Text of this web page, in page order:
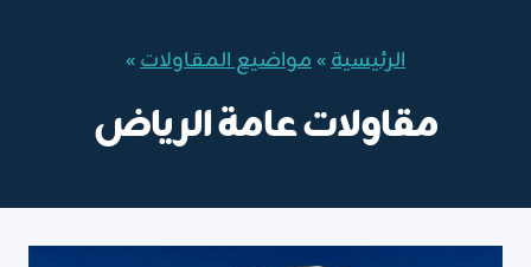
الرئيسية»مواضيع المقاولات»
مقاولات عامة الرياض